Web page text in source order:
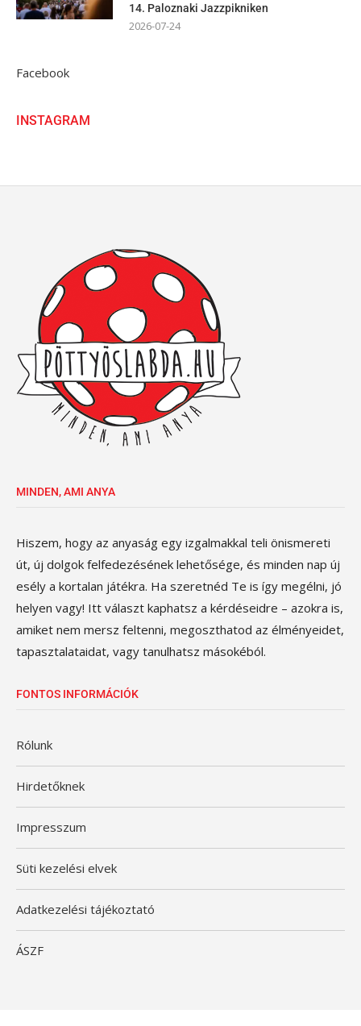
14. Paloznaki Jazzpikniken
2026-07-24
Facebook
INSTAGRAM
MINDEN, AMI ANYA
Hiszem, hogy az anyaság egy izgalmakkal teli önismereti
út, új dolgok felfedezésének lehetősége, és minden nap új
esély a kortalan játékra. Ha szeretnéd Te is így megélni, jó
helyen vagy! Itt választ kaphatsz a kérdéseidre – azokra is,
amiket nem mersz feltenni, megoszthatod az élményeidet,
tapasztalataidat, vagy tanulhatsz másokéból.
FONTOS INFORMÁCIÓK
Rólunk
Hirdetőknek
Impresszum
Süti kezelési elvek
Adatkezelési tájékoztató
ÁSZF